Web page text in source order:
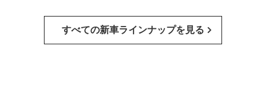
すべての新車ラインナップを見る